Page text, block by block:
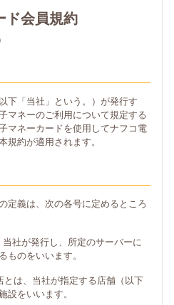
ド会員規約
下「当社」という。）が発行す
マネーのご利用について規定する
マネーカードを使用してナフコ電
規約が適用されます。
定義は、次の各号に定めるところ
当社が発行し、所定のサーバーに
ものをいいます。
とは、当社が指定する店舗（以下
設をいいます。